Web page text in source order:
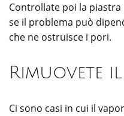
Controllate poi la
se il problema può
che ne ostruisce i pori.
Rimuovete
Ci sono casi in cui il